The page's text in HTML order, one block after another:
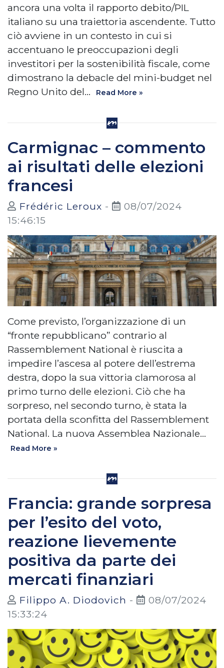
ancora una volta il rapporto debito/PIL
italiano su una traiettoria ascendente. Tutto
ciò avviene in un contesto in cui si
accentuano le preoccupazioni degli
investitori per la sostenibilità fiscale, come
dimostrano la debacle del mini-budget nel
Regno Unito del…
Read More »
Carmignac – commento
ai risultati delle elezioni
francesi
Frédéric Leroux -
08/07/2024
15:46:15
Come previsto, l’organizzazione di un
“fronte repubblicano” contrario al
Rassemblement National è riuscita a
impedire l’ascesa al potere dell’estrema
destra, dopo la sua vittoria clamorosa al
primo turno delle elezioni. Ciò che ha
sorpreso, nel secondo turno, è stata la
portata della sconfitta del Rassemblement
National. La nuova Assemblea Nazionale…
Read More »
Francia: grande sorpresa
per l’esito del voto,
reazione lievemente
positiva da parte dei
mercati finanziari
Filippo A. Diodovich -
08/07/2024
15:33:24